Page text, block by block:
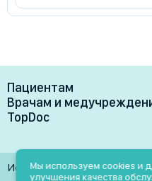
Пациентам
Врачи
Клиники
Лаборатории
Врачам и
Преимущества
Медучреждениям
TopDoc
Контакты
Использование
Мы используем cookies и
улучшения качества